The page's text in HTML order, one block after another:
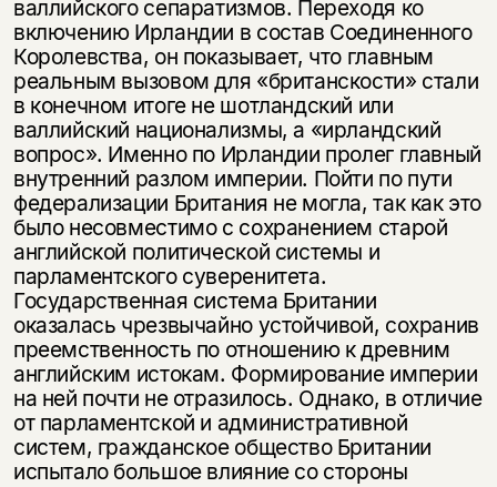
валлийского сепаратизмов. Переходя ко
включению Ирландии в состав Соединенного
Королевства, он показывает, что главным
реальным вызовом для «британскости» стали
в конечном итоге не шотландский или
валлийский национализмы, а «ирландский
вопрос». Именно по Ирландии пролег главный
внутренний разлом империи. Пойти по пути
федерализации Британия не могла, так как это
было несовместимо с сохранением старой
английской политической системы и
парламентского суверенитета.
Государственная система Британии
оказалась чрезвычайно устойчивой, сохранив
преемственность по отношению к древним
английским истокам. Формирование империи
на ней почти не отразилось. Однако, в отличие
от парламентской и административной
систем, гражданское общество Британии
испытало большое влияние со стороны